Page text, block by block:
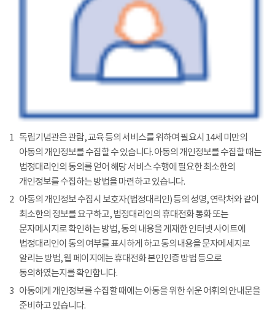
1 독립기념관은 관람, 교육 등의 서비스를 위하여 필요시 14세 미만의
아동의 개인정보를 수집할 수 있습니다. 아동의 개인정보를 수집할 때는
법정대리인의 동의를 얻어 해당 서비스 수행에 필요한 최소한의
개인정보를 수집하는 방법을 마련하고 있습니다.
2 아동의 개인정보 수집시 보호자(법정대리인) 등의 성명, 연락처와 같이
최소한의 정보를 요구하고, 법정대리인의 휴대전화 통화 또는
문자메시지로 확인하는 방법, 동의 내용을 게재한 인터넷 사이트에
법정대리인이 동의 여부를 표시하게 하고 동의내용을 문자메세지로
알리는 방법, 웹 페이지에는 휴대전화 본인인증 방법 등으로
동의하였는지를 확인합니다.
3 아동에게 개인정보를 수집할 때에는 아동을 위한 쉬운 어휘의 안내문을
준비하고 있습니다.